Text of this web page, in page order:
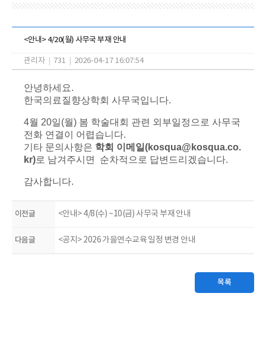
<안내> 4/20(월) 사무국 부재 안내
관리자 731 2026-04-17 16:07:54
안녕하세요.
한국의료질향상학회 사무국입니다.
4월 20일(월) 봄 학술대회 관련 외부일정으로 사무국
전화 연결이 어렵습니다.
기타 문의사항은 학회 이메일(kosqua@kosqua.co.
kr)로 남겨주시면 순차적으로 답변드리겠습니다.
감사합니다.
이전글 <안내> 4/8(수) ~10(금) 사무국 부재 안내
다음글 <공지> 2026 가을연수교육 일정 변경 안내
목록